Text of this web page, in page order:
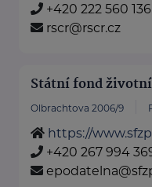
+420 222 560 136
rscr@rscr.cz
Státní fond
Olbrachtova 2006/9
https://
+420 267 994